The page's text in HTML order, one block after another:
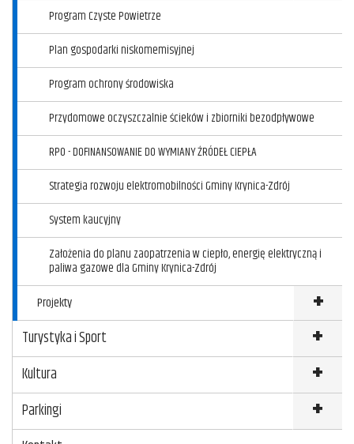
Program Czyste Powietrze
Plan gospodarki niskomemisyjnej
Program ochrony środowiska
Przydomowe oczyszczalnie ścieków i zbiorniki bezodpływowe
RPO - DOFINANSOWANIE DO WYMIANY ŹRÓDEŁ CIEPŁA
Strategia rozwoju elektromobilności Gminy Krynica-Zdrój
System kaucyjny
Założenia do planu zaopatrzenia w ciepło, energię elektryczną i
paliwa gazowe dla Gminy Krynica-Zdrój
Projekty
Turystyka i Sport
Kultura
Parkingi